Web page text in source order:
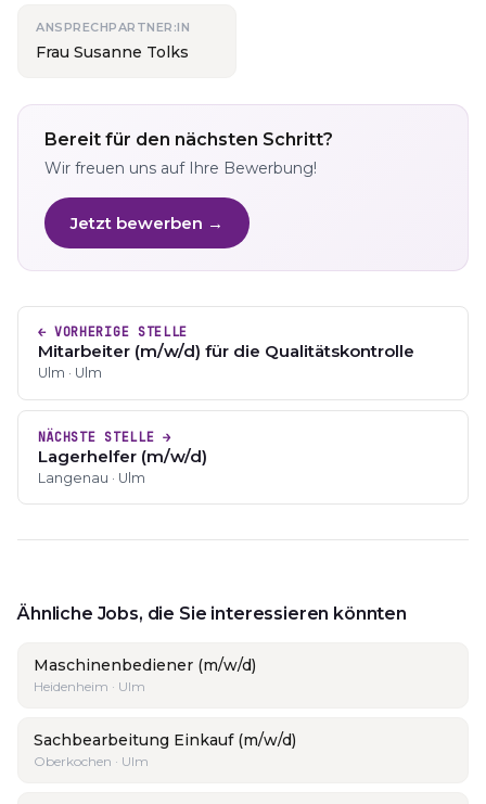
ANSPRECHPARTNER:IN
Frau Susanne Tolks
Bereit für den nächsten Schritt?
Wir freuen uns auf Ihre Bewerbung!
Jetzt bewerben →
← VORHERIGE STELLE
Mitarbeiter (m/w/d) für die Qualitätskontrolle
Ulm · Ulm
NÄCHSTE STELLE →
Lagerhelfer (m/w/d)
Langenau · Ulm
Ähnliche Jobs, die Sie interessieren könnten
Maschinenbediener (m/w/d)
Heidenheim · Ulm
Sachbearbeitung Einkauf (m/w/d)
Oberkochen · Ulm